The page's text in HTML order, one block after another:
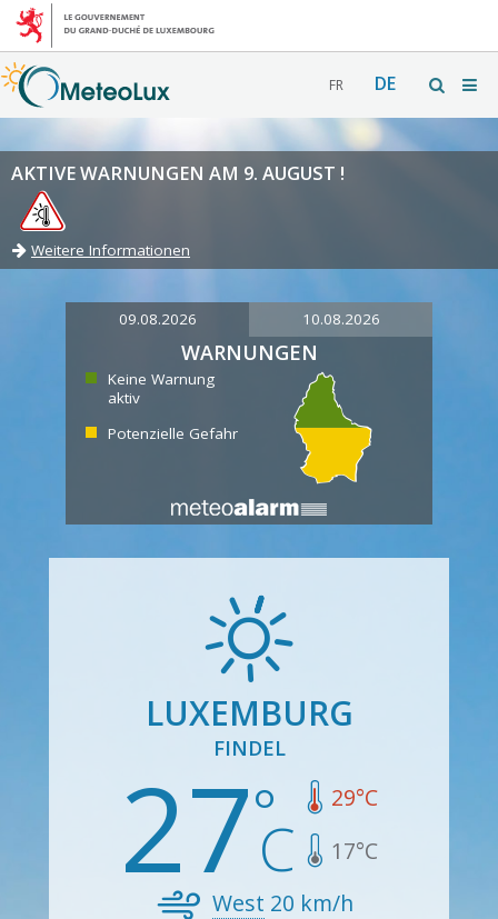
FR DE
AKTIVE WARNUNGEN AM 9. AUGUST !
Weitere Informationen
09.08.2026 10.08.2026
WARNUNGEN
Keine Warnung
aktiv
Potenzielle Gefahr
LUXEMBURG
FINDEL
27 29°C
17°C
West 20 km/h